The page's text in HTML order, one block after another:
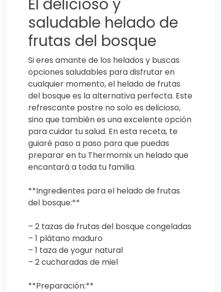
El delicioso y
saludable helado de
frutas del bosque
Si eres amante de los helados y buscas
opciones saludables para disfrutar en
cualquier momento, el helado de frutas
del bosque es la alternativa perfecta. Este
refrescante postre no solo es delicioso,
sino que también es una excelente opción
para cuidar tu salud. En esta receta, te
guiaré paso a paso para que puedas
preparar en tu Thermomix un helado que
encantará a toda tu familia.
**Ingredientes para el helado de frutas
del bosque:**
– 2 tazas de frutas del bosque congeladas
– 1 plátano maduro
– 1 taza de yogur natural
– 2 cucharadas de miel
**Preparación:**